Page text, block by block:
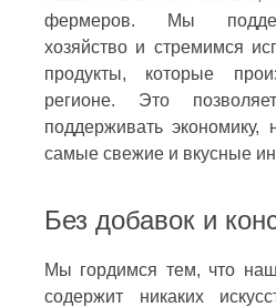
фермеров. Мы
хозяйство и стремимся
продукты, которые
регионе. Это
поддерживать экономику,
самые свежие и вкусные
Без добавок и
Мы гордимся тем, что
содержит никаких